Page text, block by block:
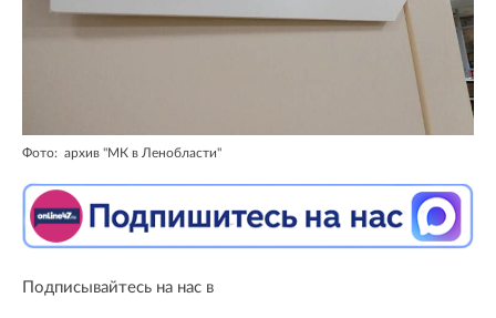
Фото: архив "МК в Ленобласти"
Подписывайтесь на нас в